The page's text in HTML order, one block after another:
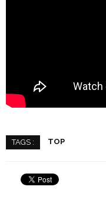
TAGS : TOP